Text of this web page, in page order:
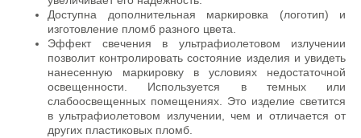
Доступна дополнительная маркировка (логотип) и
изготовление пломб разного цвета.
Эффект свечения в ультрафиолетовом излучении
позволит контролировать состояние изделия и увидеть
нанесенную маркировку в условиях недостаточной
освещенности. Используется в темных или
слабоосвещенных помещениях. Это изделие светится
в ультрафиолетовом излучении, чем и отличается от
других пластиковых пломб.